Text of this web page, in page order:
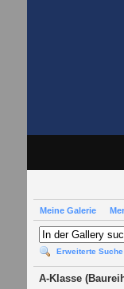
Meine Galerie
Erweiterte Suche
A-Klasse